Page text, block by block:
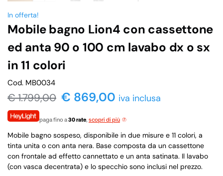
In offerta!
Mobile bagno Lion4 con cassettone
ed anta 90 o 100 cm lavabo dx o sx
in 11 colori
Cod. MB0034
€1.799,00 € 869,00 iva inclusa
paga fino a30 rate, scopri di più
Mobile bagno sospeso, disponibile in due misure e 11 colori, a
tinta unita o con anta nera. Base composta da un cassettone
con frontale ad effetto cannettato e un anta satinata. Il lavabo
(con vasca decentrata) e lo specchio sono inclusi nel prezzo.